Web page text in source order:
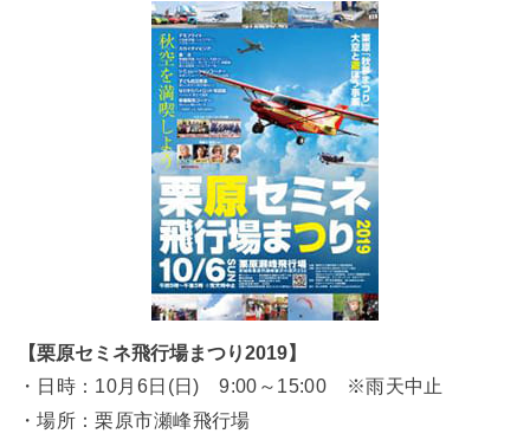
【栗原セミネ飛行場まつり2019】
・日時：10月6日(日) 9:00～15:00 ※雨天中止
・場所：栗原市瀬峰飛行場